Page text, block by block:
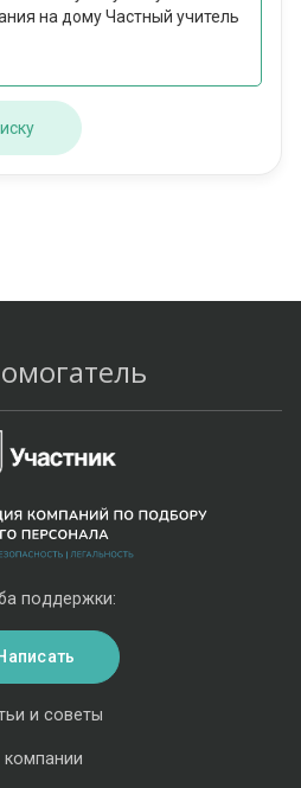
на дому Частный учитель
и советы
поддержки: